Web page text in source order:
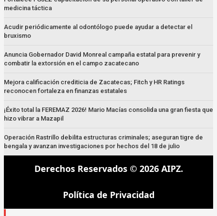
medicina táctica
Acudir periódicamente al odontólogo puede ayudar a detectar el
bruxismo
Anuncia Gobernador David Monreal campaña estatal para prevenir y
combatir la extorsión en el campo zacatecano
Mejora calificación crediticia de Zacatecas; Fitch y HR Ratings
reconocen fortaleza en finanzas estatales
¡Éxito total la FEREMAZ 2026! Mario Macías consolida una gran fiesta que
hizo vibrar a Mazapil
Operación Rastrillo debilita estructuras criminales; aseguran tigre de
bengala y avanzan investigaciones por hechos del 18 de julio
Derechos Reservados © 2026 AIPZ.
Política de Privacidad